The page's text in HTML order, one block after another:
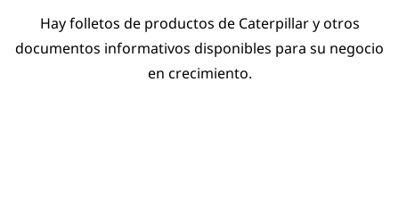
Hay folletos de productos de Caterpillar y otros
documentos informativos disponibles para su negocio
en crecimiento.